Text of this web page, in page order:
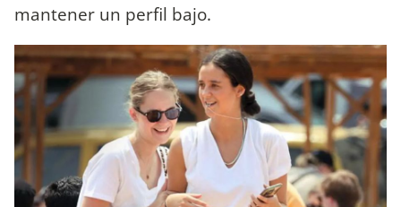
mantener un perfil bajo.